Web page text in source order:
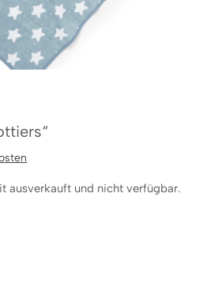
ausverkauft und nicht verfügbar.